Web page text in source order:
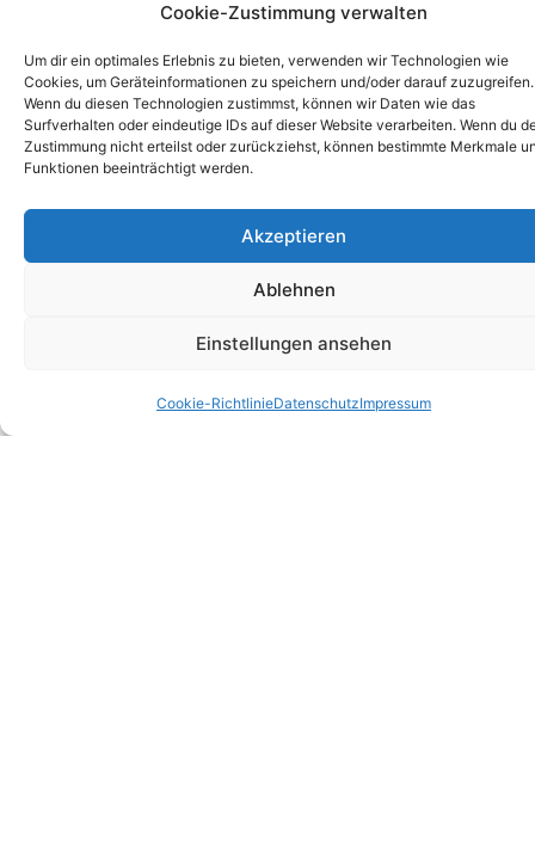
Cookie-Zustimmung verwalten
Um dir ein optimales Erlebnis zu bieten, verwenden wir Technologien wie
Cookies, um Geräteinformationen zu speichern und/oder darauf zuzugreifen.
Wenn du diesen Technologien zustimmst, können wir Daten wie das
Surfverhalten oder eindeutige IDs auf dieser Website verarbeiten. Wenn du
Zustimmung nicht erteilst oder zurückziehst, können bestimmte Merkmale
Funktionen beeinträchtigt werden.
Akzeptieren
Ablehnen
Einstellungen ansehen
Cookie-RichtlinieDatenschutzImpressum